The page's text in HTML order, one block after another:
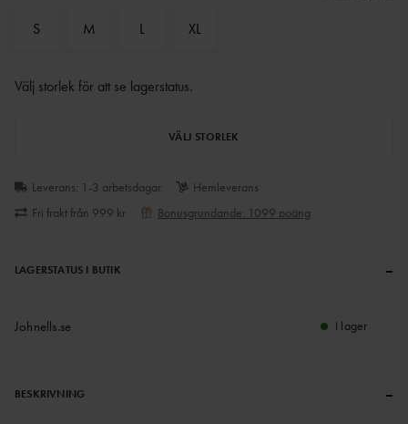
S M L XL
Välj storlek för att se lagerstatus.
VÄLJ STORLEK
Leverans: 1-3 arbetsdagar
Hemleverans
Fri frakt från 999 kr
Bonusgrundande: 1099 poäng
LAGERSTATUS I BUTIK –
Johnells.se I lager
BESKRIVNING –